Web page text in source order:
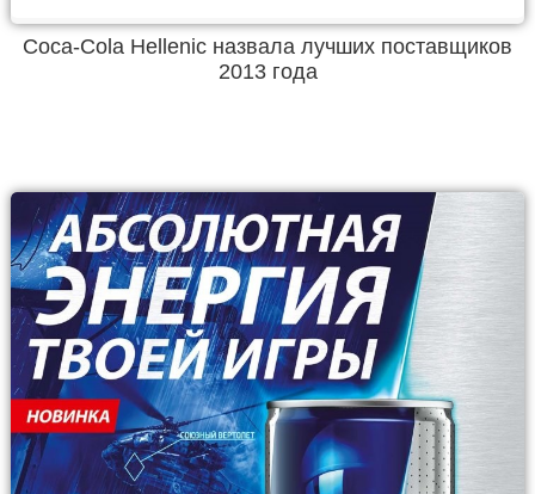
Coca-Cola Hellenic назвала лучших поставщиков
2013 года